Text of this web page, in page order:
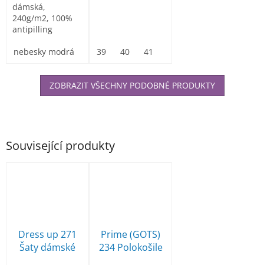
Související produkty
Dress up 271
Šaty dámské
Prime (GOTS)
234 Polokošile
dámská,
240g/m2, 100%
antipilling
polyester
nebesky modrá 39 40 41
ZOBRAZIT VŠECHNY PODOBNÉ PRODUKTY